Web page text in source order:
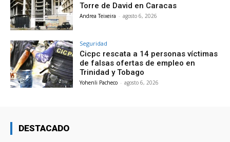
Torre de David en Caracas
Andrea Teixeira - agosto 6, 2026
Seguridad
Cicpc rescata a 14 personas víctimas
de falsas ofertas de empleo en
Trinidad y Tobago
Yohenli Pacheco - agosto 6, 2026
DESTACADO